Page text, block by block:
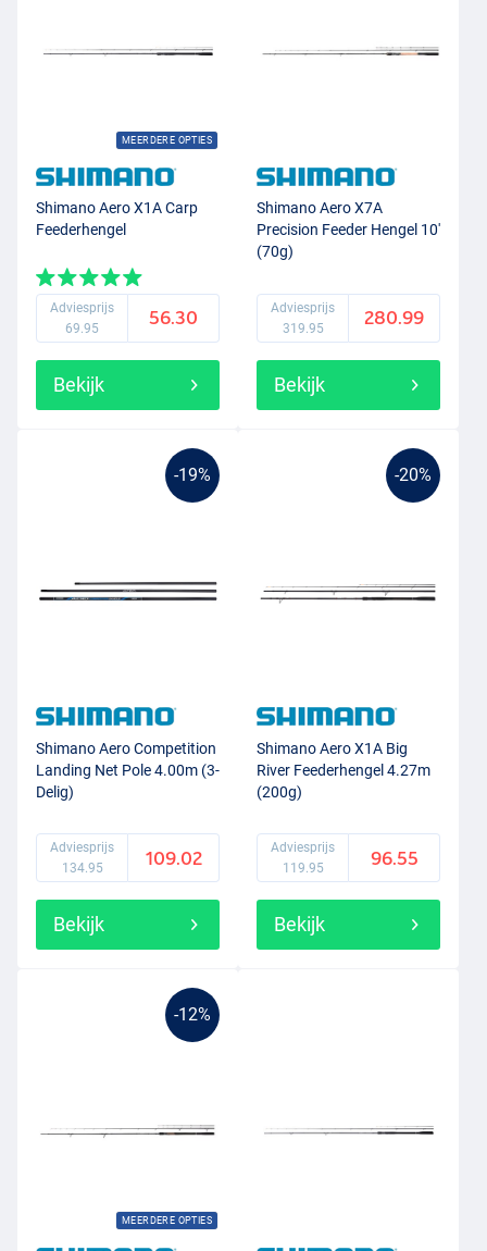
MEERDERE OPTIES
Shimano Aero X1A Carp
Feederhengel
Adviesprijs
69.95
56.30
Bekijk
Shimano Aero X7A
Precision Feeder Hengel 10'
(70g)
Adviesprijs
319.95
280.99
Bekijk
-19%
Shimano Aero Competition
Landing Net Pole 4.00m (3-
Delig)
Adviesprijs
134.95
109.02
Bekijk
-20%
Shimano Aero X1A Big
River Feederhengel 4.27m
(200g)
Adviesprijs
119.95
96.55
Bekijk
-12%
MEERDERE OPTIES